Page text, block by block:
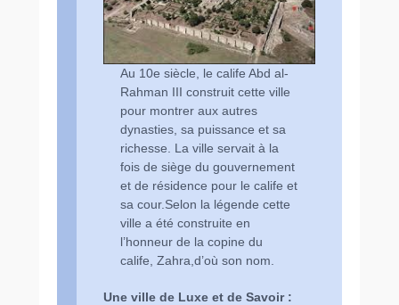
Au 10e siècle, le calife Abd al-
Rahman III construit cette ville
pour montrer aux autres
dynasties, sa puissance et sa
richesse. La ville servait à la
fois de siège du gouvernement
et de résidence pour le calife et
sa cour.Selon la légende cette
ville a été construite en
l’honneur de la copine du
calife, Zahra,d’où son nom.
Une ville de Luxe et de Savoir :